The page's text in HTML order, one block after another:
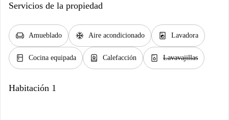
Servicios de la propiedad
chair Amueblado ac_unit Aire acondicionado local_laundry_service Lavadora
kitchen Cocina equipada water_heater Calefacción dishwasher_gen Lavavajillas
Habitación 1